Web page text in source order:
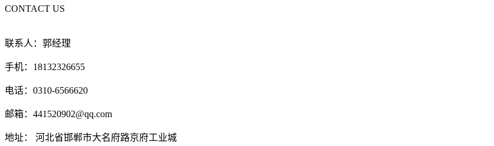
CONTACT US
联系人：郭经理
手机：18132326655
电话：0310-6566620
邮箱：441520902@qq.com
地址： 河北省邯郸市大名府路京府工业城